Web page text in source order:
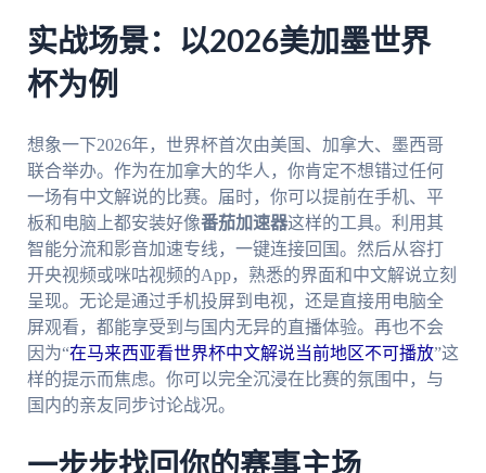
实战场景：以2026美加墨世界
杯为例
想象一下2026年，世界杯首次由美国、加拿大、墨西哥
联合举办。作为在加拿大的华人，你肯定不想错过任何
一场有中文解说的比赛。届时，你可以提前在手机、平
板和电脑上都安装好像番茄加速器这样的工具。利用其
智能分流和影音加速专线，一键连接回国。然后从容打
开央视频或咪咕视频的App，熟悉的界面和中文解说立刻
呈现。无论是通过手机投屏到电视，还是直接用电脑全
屏观看，都能享受到与国内无异的直播体验。再也不会
因为“在马来西亚看世界杯中文解说当前地区不可播放”这
样的提示而焦虑。你可以完全沉浸在比赛的氛围中，与
国内的亲友同步讨论战况。
一步步找回你的赛事主场